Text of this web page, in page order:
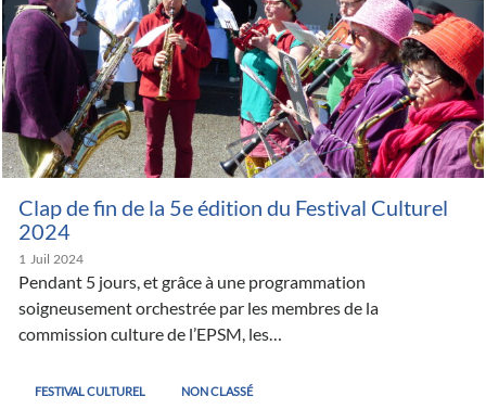
Clap de fin de la 5e édition du Festival Culturel
2024
1 Juil 2024
Pendant 5 jours, et grâce à une programmation
soigneusement orchestrée par les membres de la
commission culture de l’EPSM, les…
FESTIVAL CULTUREL NON CLASSÉ